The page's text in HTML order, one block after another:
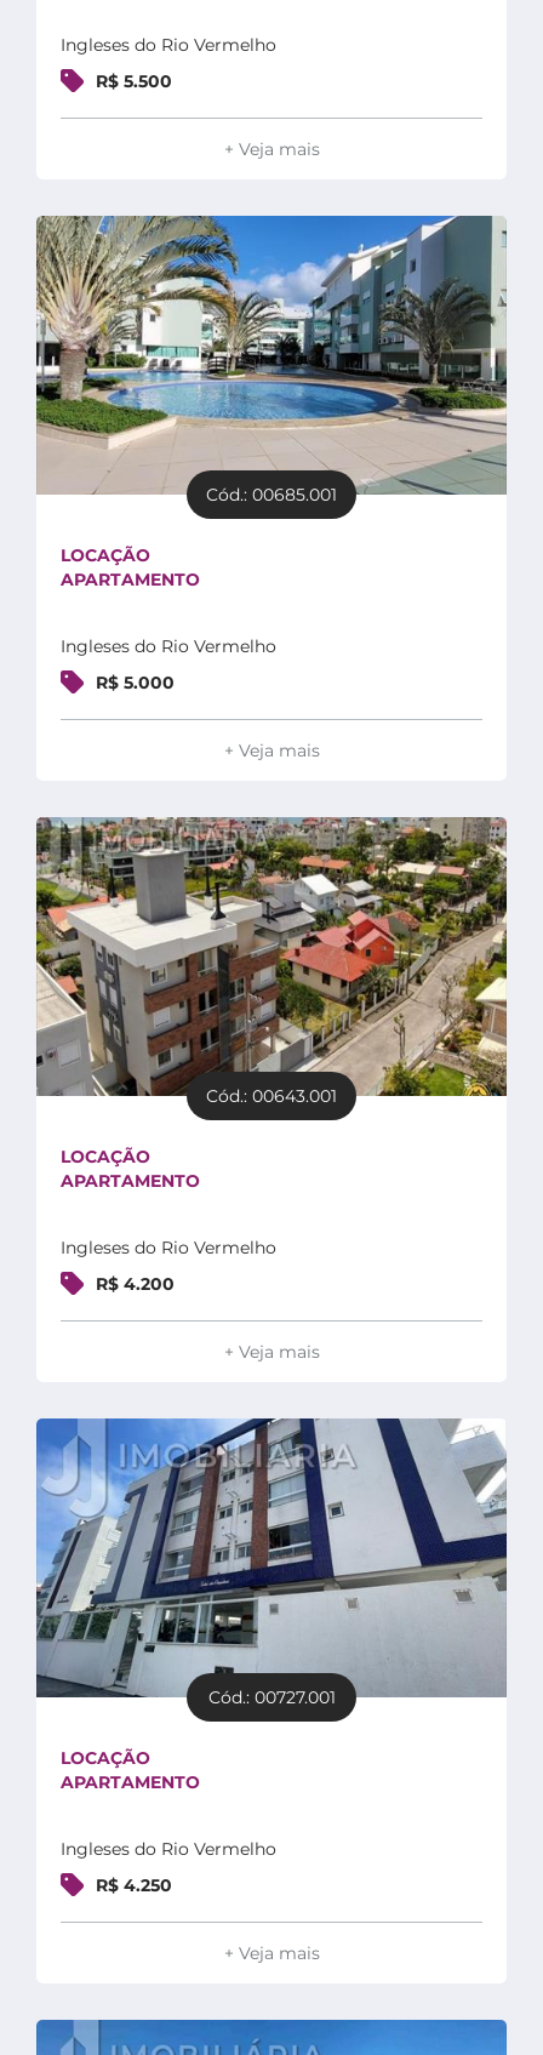
Ingleses do Rio Vermelho
R$ 5.500
+ Veja mais
Cód.: 00685.001
LOCAÇÃO
APARTAMENTO
Ingleses do Rio Vermelho
R$ 5.000
+ Veja mais
Cód.: 00643.001
LOCAÇÃO
APARTAMENTO
Ingleses do Rio Vermelho
R$ 4.200
+ Veja mais
Cód.: 00727.001
LOCAÇÃO
APARTAMENTO
Ingleses do Rio Vermelho
R$ 4.250
+ Veja mais